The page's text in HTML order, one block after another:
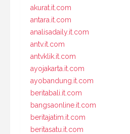
akurat.it.com
antara.it.com
analisadaily.it.com
antv.it.com
antvklik.it.com
ayojakarta.it.com
ayobandung.it.com
beritabali.it.com
bangsaonline.it.com
beritajatim.it.com
beritasatu.it.com